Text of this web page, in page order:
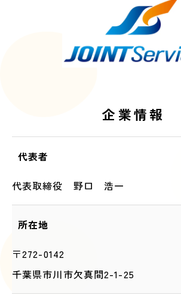
企業情報
代表者
代表取締役 野口 浩一
所在地
〒272-0142
千葉県市川市欠真間2-1-25